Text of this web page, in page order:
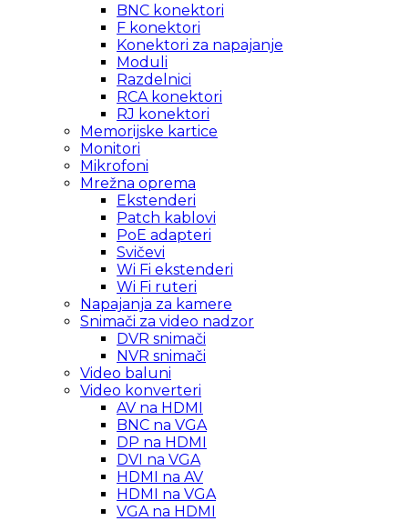
BNC konektori
F konektori
Konektori za napajanje
Moduli
Razdelnici
RCA konektori
RJ konektori
Memorijske kartice
Monitori
Mikrofoni
Mrežna oprema
Ekstenderi
Patch kablovi
PoE adapteri
Svičevi
Wi Fi ekstenderi
Wi Fi ruteri
Napajanja za kamere
Snimači za video nadzor
DVR snimači
NVR snimači
Video baluni
Video konverteri
AV na HDMI
BNC na VGA
DP na HDMI
DVI na VGA
HDMI na AV
HDMI na VGA
VGA na HDMI